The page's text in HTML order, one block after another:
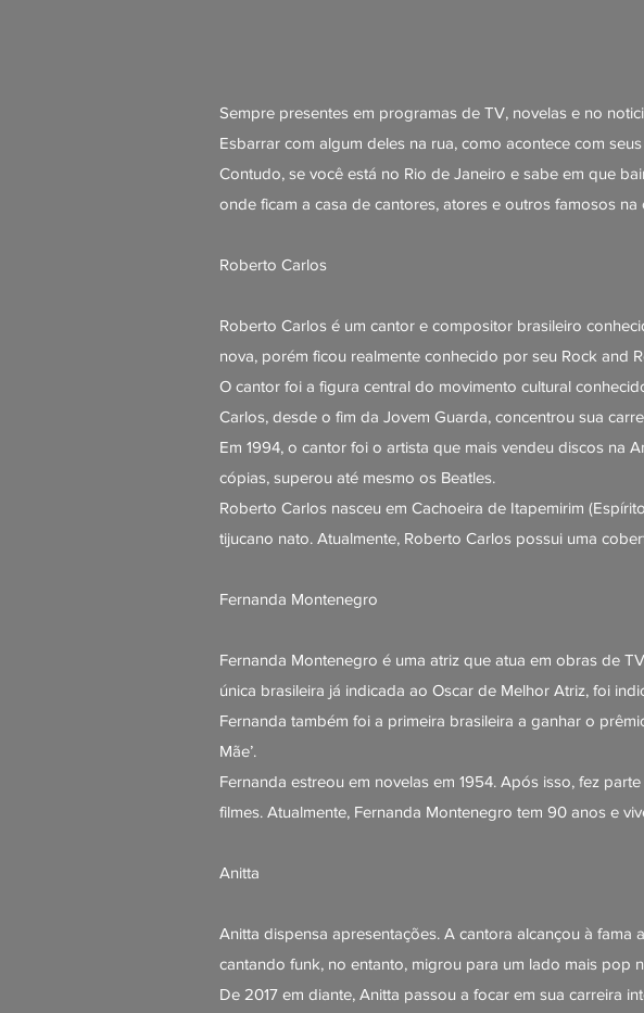
Sempre presentes em programas de TV, novelas e no
Esbarrar com algum deles na rua, como acontece com
Contudo, se você está no Rio de Janeiro e sabe em que
onde ficam a casa de cantores, atores e outros famosos na
Roberto Carlos
Roberto Carlos é um cantor e compositor brasileiro
nova, porém ficou realmente conhecido por seu Rock and
O cantor foi a figura central do movimento cultural
Carlos, desde o fim da Jovem Guarda, concentrou sua
Em 1994, o cantor foi o artista que mais vendeu discos na
cópias, superou até mesmo os Beatles.
Roberto Carlos nasceu em Cachoeira de Itapemirim
tijucano nato. Atualmente, Roberto Carlos possui uma
Fernanda Montenegro
Fernanda Montenegro é uma atriz que atua em obras de
única brasileira já indicada ao Oscar de Melhor Atriz, foi
Fernanda também foi a primeira brasileira a ganhar o
Mãe’.
Fernanda estreou em novelas em 1954. Após isso, fez
filmes. Atualmente, Fernanda Montenegro tem 90 anos e
Anitta
Anitta dispensa apresentações. A cantora alcançou à fama
cantando funk, no entanto, migrou para um lado mais pop
De 2017 em diante, Anitta passou a focar em sua carreira